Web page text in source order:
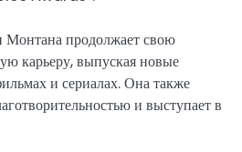
продолжает свою
карьеру, выпуская новые
и сериалах. Она также
и выступает в